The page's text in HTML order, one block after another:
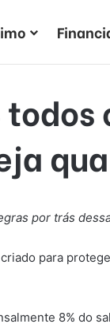
por trás
para
8% do